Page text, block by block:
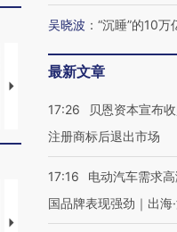
马航飞行员跨国走私7万
粒摇头丸 尿检体内含3种
术：
心“
【推广】走进第四届链博
吴晓波 ： “沉睡”的10万
最新文章
17:26
贝恩资本宣布
注册商标后退出市场
17:16
电动汽车需求
国品牌表现强劲｜出海